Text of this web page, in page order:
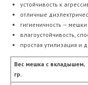
устойчивость к
отличные
гигиеничность —
влагоустойчивость,
простая утилизация и
Вес мешка с вкладышем,
гр.